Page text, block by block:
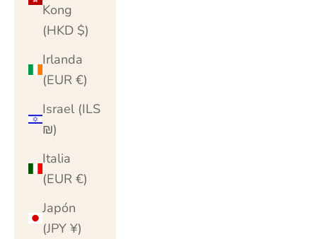
Kong
(HKD $)
Irlanda
(EUR €)
Israel (ILS
₪)
Italia
(EUR €)
Japón
(JPY ¥)